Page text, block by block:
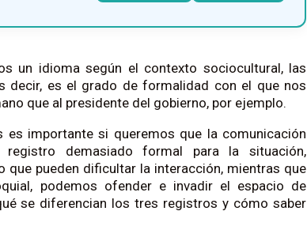
un idioma según el contexto sociocultural, las
decir, es el grado de formalidad con el que nos
que al presidente del gobierno, por ejemplo.
importante si queremos que la comunicación
demasiado formal para la situación,
que pueden dificultar la interacción, mientras que
podemos ofender e invadir el espacio de
se diferencian los tres registros y cómo saber